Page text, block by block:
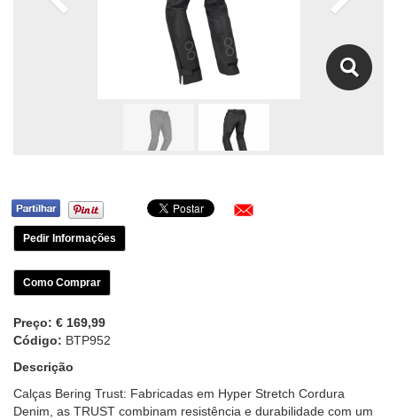
Pedir Informações
Como Comprar
Preço: € 169,99
Código: BTP952
Descrição
Calças Bering Trust: Fabricadas em Hyper Stretch Cordura
Denim, as TRUST combinam resistência e durabilidade com um